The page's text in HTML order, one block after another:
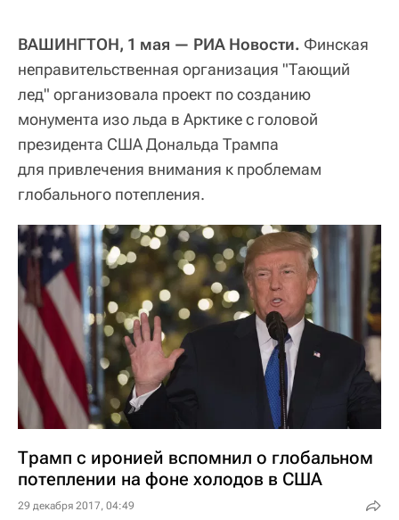
ВАШИНГТОН, 1 мая — РИА Новости. Финская
неправительственная организация "Тающий
лед" организовала проект по созданию
монумента изо льда в Арктике с головой
президента США Дональда Трампа
для привлечения внимания к проблемам
глобального потепления.
Трамп с иронией вспомнил о глобальном
потеплении на фоне холодов в США
29 декабря 2017, 04:49